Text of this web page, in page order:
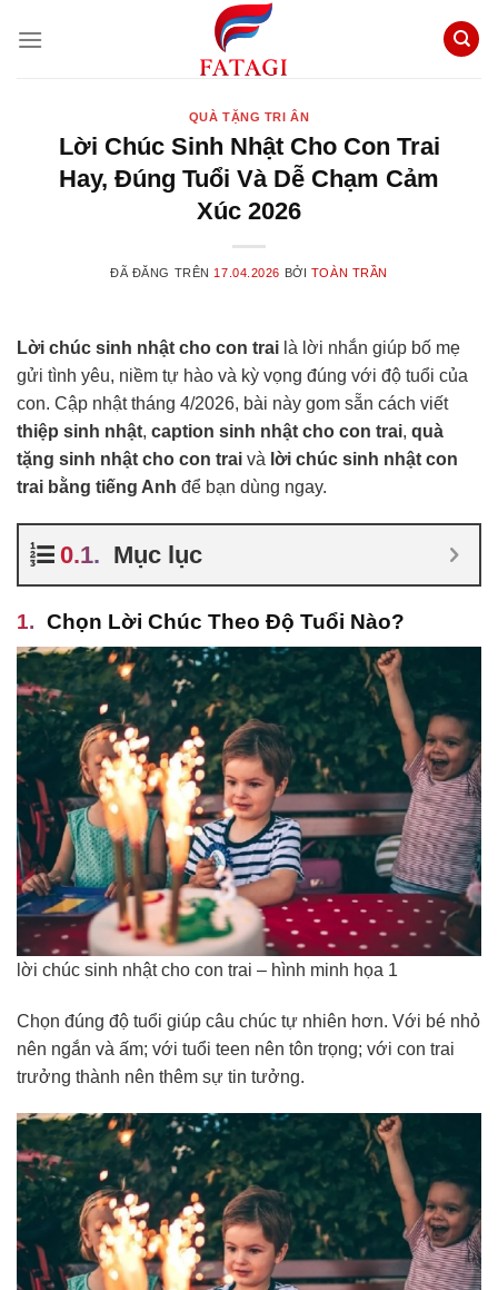
đến
QUÀ TẶNG TRI ÂN
Lời Chúc Sinh Nhật Cho Con Trai
Hay, Đúng Tuổi Và Dễ Chạm Cảm
Xúc 2026
ĐÃ ĐĂNG TRÊN 17.04.2026 BỞI TOÀN TRẦN
Lời chúc sinh nhật cho con trai là lời nhắn giúp bố mẹ
gửi tình yêu, niềm tự hào và kỳ vọng đúng với độ tuổi của
con. Cập nhật tháng 4/2026, bài này gom sẵn cách viết
thiệp sinh nhật, caption sinh nhật cho con trai, quà
tặng sinh nhật cho con trai và lời chúc sinh nhật con
trai bằng tiếng Anh để bạn dùng ngay.
Mục lục
Chọn Lời Chúc Theo Độ Tuổi Nào?
lời chúc sinh nhật cho con trai – hình minh họa 1
Chọn đúng độ tuổi giúp câu chúc tự nhiên hơn. Với bé nhỏ
nên ngắn và ấm; với tuổi teen nên tôn trọng; với con trai
trưởng thành nên thêm sự tin tưởng.